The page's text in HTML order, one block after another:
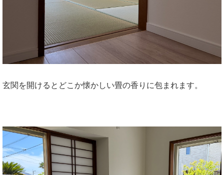
玄関を開けるとどこか懐かしい畳の香りに包まれます。